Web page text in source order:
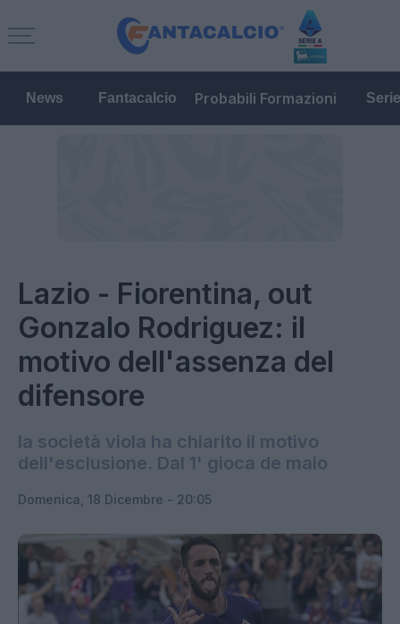
News Fantacalcio Probabili Formazioni
Lazio - Fiorentina, out
Gonzalo Rodriguez: il
motivo dell'assenza del
difensore
la società viola ha chiarito il motivo
dell'esclusione. Dal 1' gioca de maio
Domenica, 18 Dicembre - 20:05